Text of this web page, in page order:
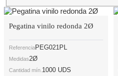
Pegatina vinilo redonda 2Ø
ReferenciaPEG021PL
Medidas2Ø
Cantidad mín. 1000 UDS